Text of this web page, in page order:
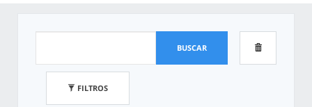
BUSCAR
FILTROS